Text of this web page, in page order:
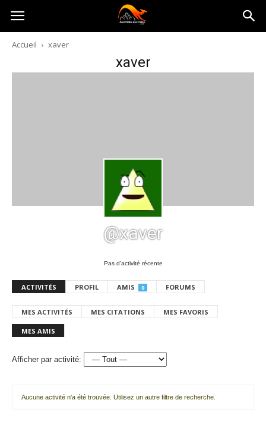
Australia-
australie.com
Accueil xaver
xaver
@xaver
Pas d’activité récente
ACTIVITÉS PROFIL AMIS 0 FORUMS
MES ACTIVITÉS MES CITATIONS MES FAVORIS
MES AMIS
Afficher par activité:
Aucune activité n'a été trouvée. Utilisez un autre filtre de recherche.